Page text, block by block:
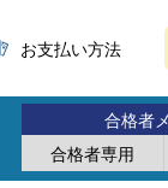
お支払い方法
合格者
合格者専用